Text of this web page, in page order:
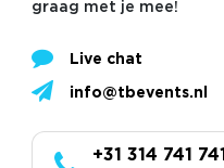
graag met je mee!
Live chat
info@tbevents.nl
+31 314 741 741